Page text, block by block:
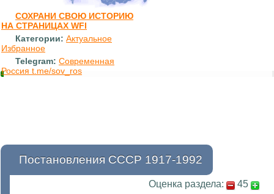
СОХРАНИ СВОЮ ИСТОРИЮ
НА СТРАНИЦАХ WFI
Категории: Актуальное
Избранное
Telegram: Современная
Россия t.me/sov_ros
Постановления СССР 1917-1992
Оценка раздела:
45